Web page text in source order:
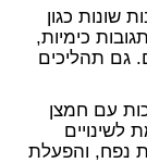
שונות כגון
כימיות,
גם תהליכים
עם חמצן
לשינויים
נפח, והפעלת